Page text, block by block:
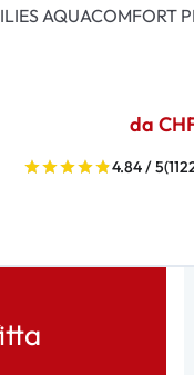
AQUACOMFORT
da
4.84 / 5